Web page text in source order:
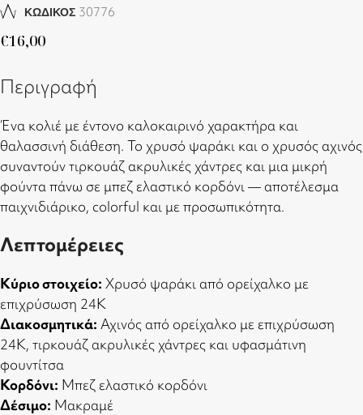
ΚΩΔΙΚΟΣ 30776
€16,00
Περιγραφή
Ένα κολιέ με έντονο καλοκαιρινό χαρακτήρα και
θαλασσινή διάθεση. Το χρυσό ψαράκι και ο χρυσός αχινός
συναντούν τιρκουάζ ακρυλικές χάντρες και μια μικρή
φούντα πάνω σε μπεζ ελαστικό κορδόνι — αποτέλεσμα
παιχνιδιάρικο, colorful και με προσωπικότητα.
Λεπτομέρειες
Κύριο στοιχείο: Χρυσό ψαράκι από ορείχαλκο με
επιχρύσωση 24Κ
Διακοσμητικά: Αχινός από ορείχαλκο με επιχρύσωση
24Κ, τιρκουάζ ακρυλικές χάντρες και υφασμάτινη
φουντίτσα
Κορδόνι: Μπεζ ελαστικό κορδόνι
Δέσιμο: Μακραμέ